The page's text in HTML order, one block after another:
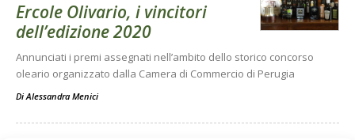
Ercole Olivario, i vincitori
dell’edizione 2020
Annunciati i premi assegnati nell’ambito dello storico concorso
oleario organizzato dalla Camera di Commercio di Perugia
DiAlessandra Menici